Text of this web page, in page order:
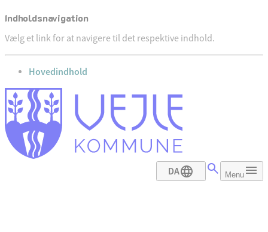
Indholdsnavigation
Vælg et link for at navigere til det respektive indhold.
gå til
Hovedindhold
DA Menu